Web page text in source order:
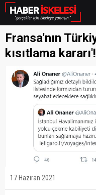
Fransa'nın
kısıtlama kararı'!
17 Haziran 2021